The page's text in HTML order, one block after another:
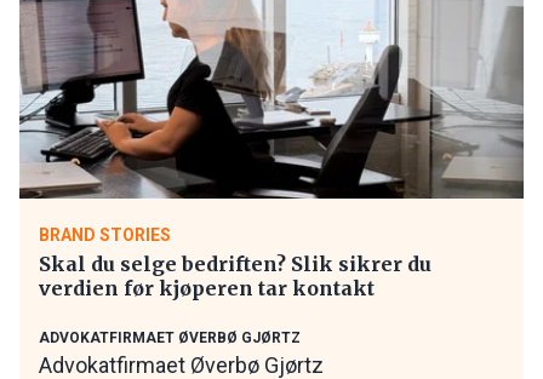
BRAND STORIES
Skal du selge bedriften? Slik sikrer du
verdien før kjøperen tar kontakt
ADVOKATFIRMAET ØVERBØ GJØRTZ
Advokatfirmaet Øverbø Gjørtz